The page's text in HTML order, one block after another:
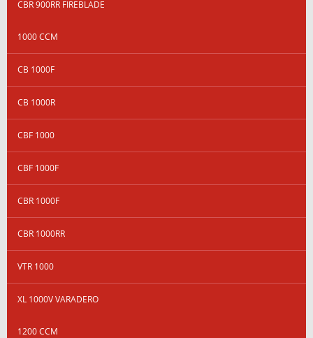
CBR 900RR FIREBLADE
1000 CCM
CB 1000F
CB 1000R
CBF 1000
CBF 1000F
CBR 1000F
CBR 1000RR
VTR 1000
XL 1000V VARADERO
1200 CCM